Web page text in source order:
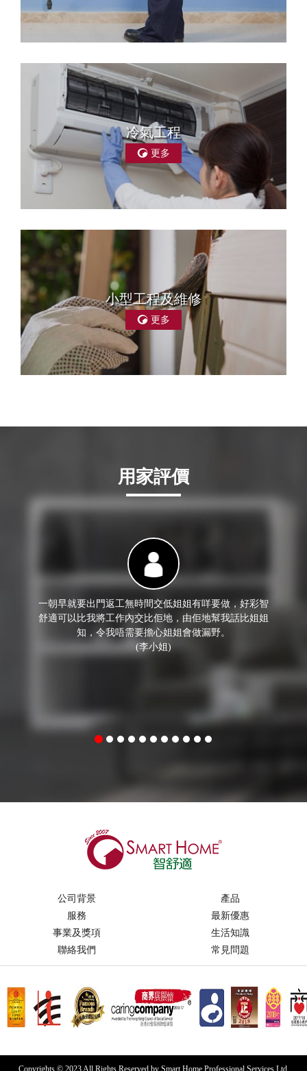
冷氣工程
更多
小型工程及維修
更多
用家評價
一朝早就要出門返工無時間交低姐姐有咩要做，好彩智
舒適可以比我將工作內交比佢地，由佢地幫我話比姐姐
知，令我唔需要擔心姐姐會做漏野。
(李小姐)
公司背景
產品
服務
最新優惠
事業及獎項
生活知識
聯絡我們
常見問題